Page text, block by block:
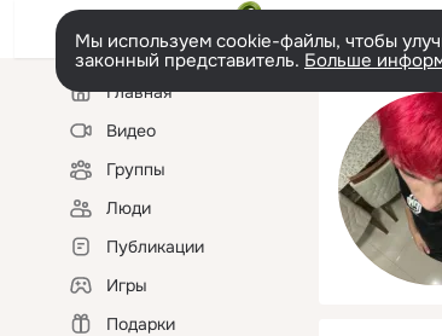
Мы используем cookie-файлы, чтобы
законный представитель. Больше
Левая
колонкаГлавная
Видео
Группы
Люди
Публикации
Игры
Подарки